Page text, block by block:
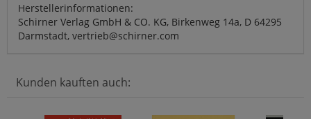
Herstellerinformationen:
Schirner Verlag GmbH & CO. KG, Birkenweg 14a, D 64295
Darmstadt, vertrieb@schirner.com
Kunden kauften auch: